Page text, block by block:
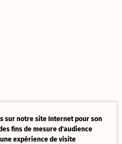
sur notre site Internet pour son
fins de mesure d'audience
expérience de visite